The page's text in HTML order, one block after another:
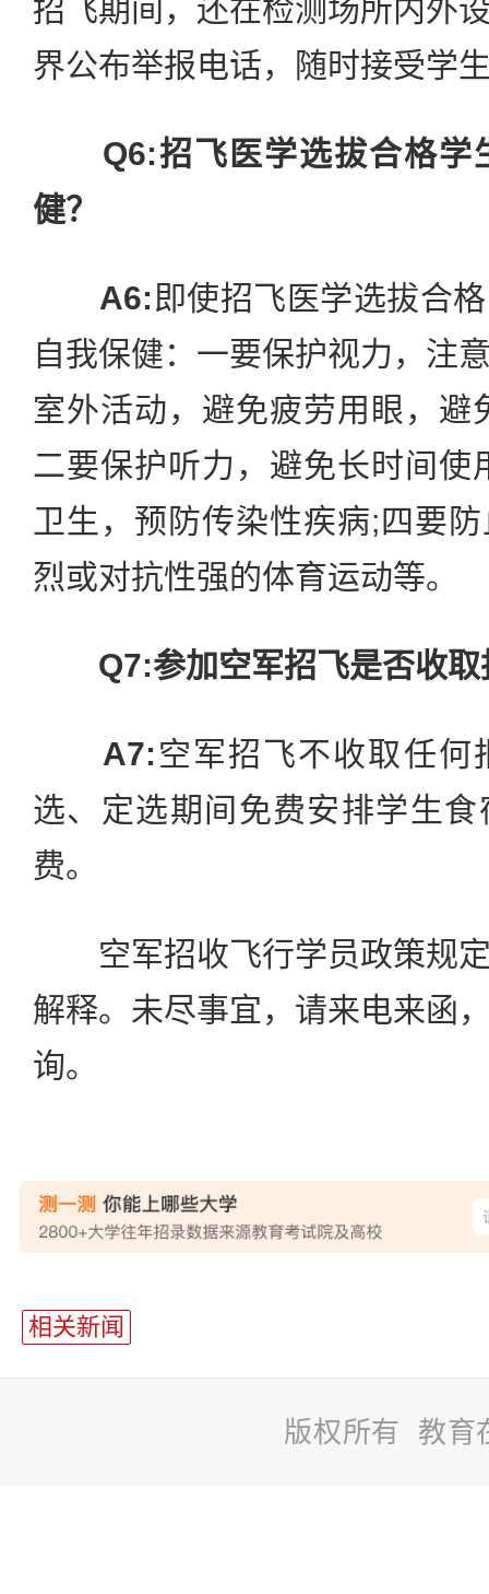
招飞期间，还在检测场所内外
界公布举报电话，随时接受学
Q6:招飞医学选拔合格学
健？
A6: 即使招飞医学选拔合
自我保健：一要保护视力，注
室外活动，避免疲劳用眼，避
二要保护听力，避免长时间使
卫生，预防传染性疾病;四要
烈或对抗性强的体育运动等。
Q7:参加空军招飞是否收
A7: 空军招飞不收取任何
选、定选期间免费安排学生
费。
空军招收飞行学员政策规定
解释。未尽事宜，请来电来函
询。
相关新闻
版权所有 教育